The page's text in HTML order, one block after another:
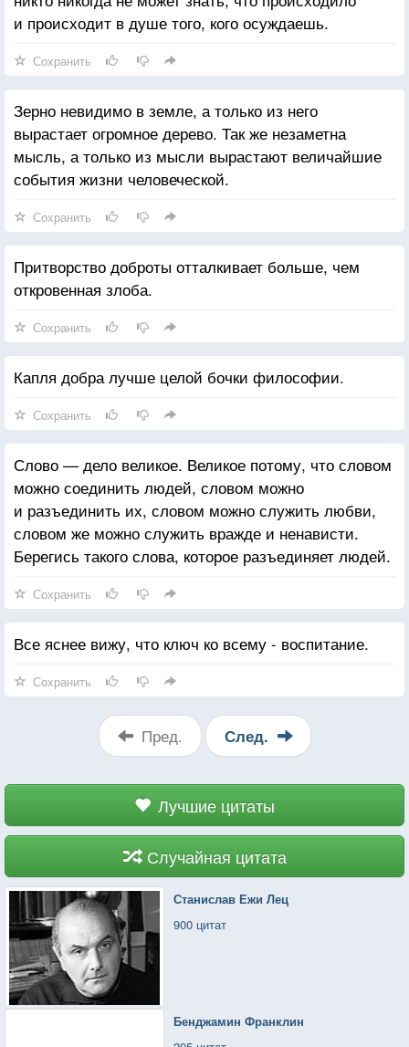
и происходит в душе того, кого осуждаешь.
Сохранить
Зерно невидимо в земле, а только из него
вырастает огромное дерево. Так же незаметна
мысль, а только из мысли вырастают величайшие
события жизни человеческой.
Сохранить
Притворство доброты отталкивает больше, чем
откровенная злоба.
Сохранить
Капля добра лучше целой бочки философии.
Сохранить
Слово — дело великое. Великое потому, что словом
можно соединить людей, словом можно
и разъединить их, словом можно служить любви,
словом же можно служить вражде и ненависти.
Берегись такого слова, которое разъединяет людей.
Сохранить
Все яснее вижу, что ключ ко всему - воспитание.
Сохранить
Пред. След.
Лучшие цитаты
Случайная цитата
Станислав Ежи Лец
900 цитат
Бенджамин Франклин